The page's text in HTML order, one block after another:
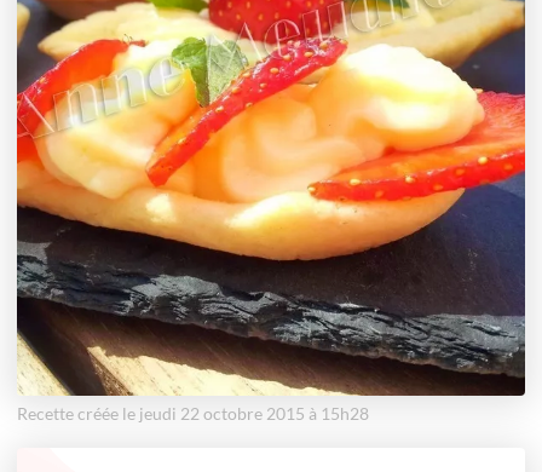
Recette créée le jeudi 22 octobre 2015 à 15h28